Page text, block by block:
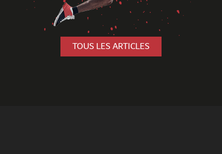
TOUS LES ARTICLES